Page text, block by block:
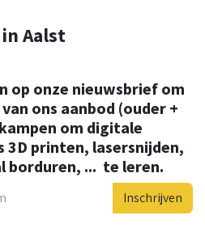
Aalst
op onze nieuwsbrief om
ons aanbod (ouder +
om digitale
3D printen, lasersnijden,
borduren, ... te leren.
Inschrijven